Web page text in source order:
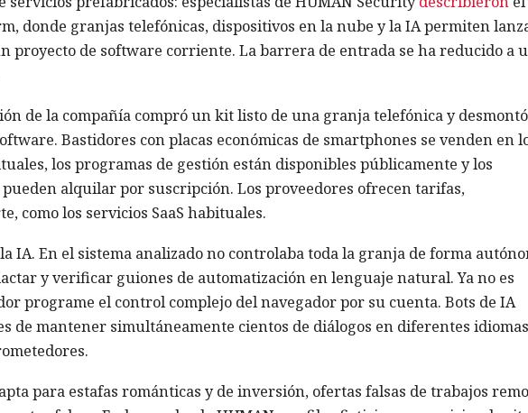
donde granjas telefónicas, dispositivos en la nube y la IA permiten
proyecto de software corriente. La barrera de entrada se ha reducido a
de la compañía compró un kit listo de una granja telefónica y
Bastidores con placas económicas de smartphones se venden en
los programas de gestión están disponibles públicamente y los
alquilar por suscripción. Los proveedores ofrecen tarifas,
como los servicios SaaS habituales.
IA. En el sistema analizado no controlaba toda la granja de forma
y verificar guiones de automatización en lenguaje natural. Ya no es
programe el control complejo del navegador por su cuenta. Bots de IA
de mantener simultáneamente cientos de diálogos en diferentes
para estafas románticas y de inversión, ofertas falsas de trabajos